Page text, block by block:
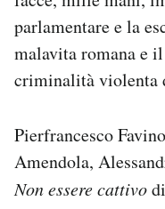
parlamentare e la
malavita romana e
criminalità violenta
Pierfrancesco
Amendola,
Non essere cattivo